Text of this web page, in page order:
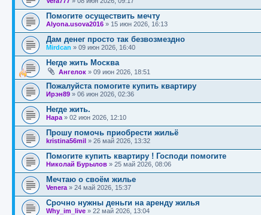
Помогите осуществить мечту
Alyona.usova2016 » 15 июн 2026, 16:13
Дам денег просто так безвозмездно
Mirdcan » 09 июн 2026, 16:40
Негде жить Москва
Ангелок » 09 июн 2026, 18:51
Пожалуйста помогите купить квартиру
Ирэн89 » 06 июн 2026, 02:36
Негде жить.
Нара » 02 июн 2026, 12:10
Прошу помочь приобрести жильё
kristina56mil » 26 май 2026, 13:32
Помогите купить квартиру ! Господи помогите
Николай Бурылов » 25 май 2026, 08:06
Мечтаю о своём жилье
Venera » 24 май 2026, 15:37
Срочно нужны деньги на аренду жилья
Why_im_live » 22 май 2026, 13:04